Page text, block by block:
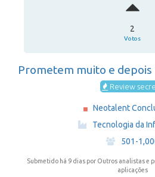
2
Votos
Prometem muito e depois
Review
Neotalent
Tecnologia da
·
501-
Submetido há 9 dias por Outros analistas e
aplicações